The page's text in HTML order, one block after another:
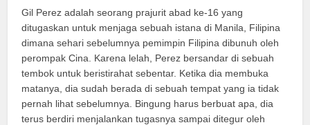
Gil Perez adalah seorang prajurit abad ke-16 yang
ditugaskan untuk menjaga sebuah istana di Manila, Filipina
dimana sehari sebelumnya pemimpin Filipina dibunuh oleh
perompak Cina. Karena lelah, Perez bersandar di sebuah
tembok untuk beristirahat sebentar. Ketika dia membuka
matanya, dia sudah berada di sebuah tempat yang ia tidak
pernah lihat sebelumnya. Bingung harus berbuat apa, dia
terus berdiri menjalankan tugasnya sampai ditegur oleh